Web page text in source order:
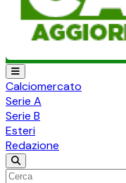
Calciomercato
Serie A
Serie B
Esteri
Redazione